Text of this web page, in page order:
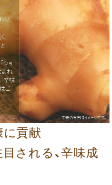
貢献
される、辛味成